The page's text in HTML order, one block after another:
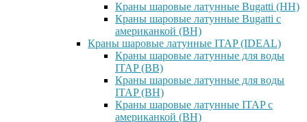
Краны шаровые латунные Bugatti (НН)
Краны шаровые латунные Bugatti с
американкой (ВН)
Краны шаровые латунные ITAP (IDEAL)
Краны шаровые латунные для воды
ITAP (ВВ)
Краны шаровые латунные для воды
ITAP (ВН)
Краны шаровые латунные ITAP с
американкой (ВН)